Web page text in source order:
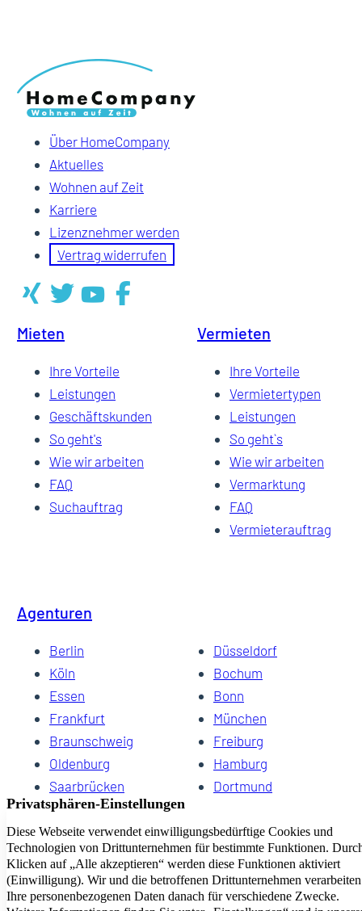
Über HomeCompany
Aktuelles
Wohnen auf Zeit
Karriere
Lizenznehmer werden
Vertrag widerrufen
Mieten
Ihre Vorteile
Leistungen
Geschäftskunden
So geht's
Wie wir arbeiten
FAQ
Suchauftrag
Vermieten
Ihre Vorteile
Vermietertypen
Leistungen
So geht`s
Wie wir arbeiten
Vermarktung
FAQ
Vermieterauftrag
Agenturen
Berlin
Düsseldorf
Köln
Bochum
Essen
Bonn
Frankfurt
München
Braunschweig
Freiburg
Oldenburg
Hamburg
Saarbrücken
Dortmund
Hannover
Dresden
Kiel
Wuppertal
Bremen